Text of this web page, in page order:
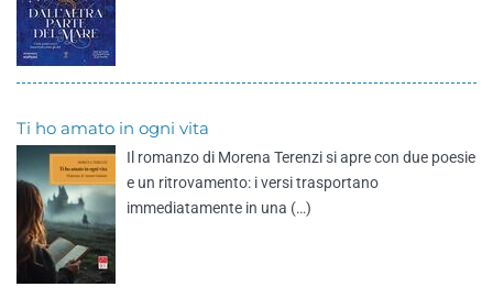
Ti ho amato in ogni vita
Il romanzo di Morena Terenzi si apre con due poesie
e un ritrovamento: i versi trasportano
immediatamente in una (…)